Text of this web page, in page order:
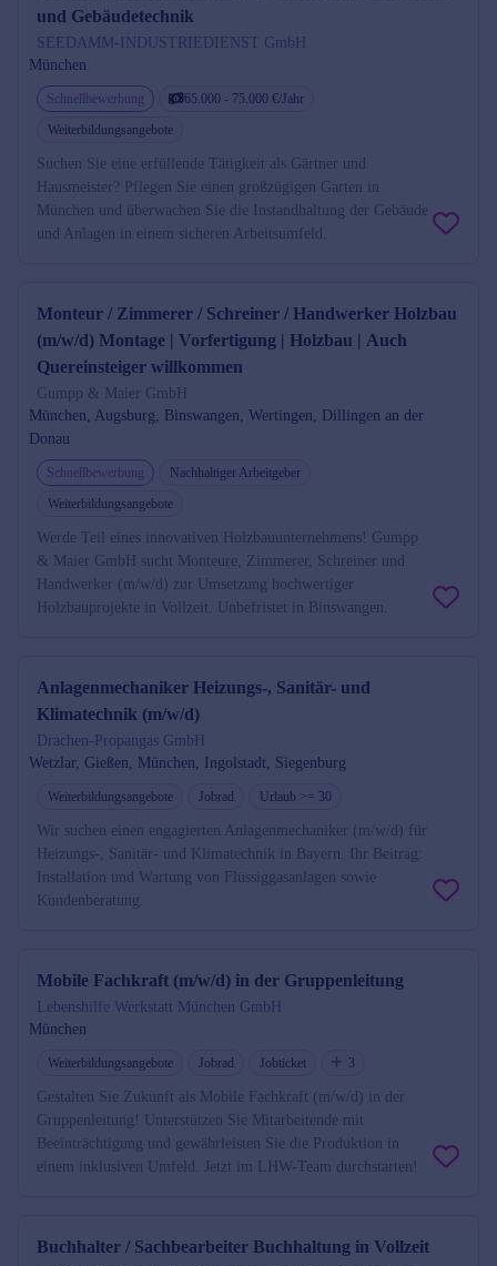
und Gebäudetechnik
SEEDAMM-INDUSTRIEDIENST GmbH
München
Schnellbewerbung
65.000 - 75.000 €/Jahr
Weiterbildungsangebote
Suchen Sie eine erfüllende Tätigkeit als Gärtner und
Hausmeister? Pflegen Sie einen großzügigen Garten in
München und überwachen Sie die Instandhaltung der Gebäude
und Anlagen in einem sicheren Arbeitsumfeld.
Monteur / Zimmerer / Schreiner / Handwerker Holzbau
(m/w/d) Montage | Vorfertigung | Holzbau | Auch
Quereinsteiger willkommen
Gumpp & Maier GmbH
München, Augsburg, Binswangen, Wertingen, Dillingen an der
Donau
Schnellbewerbung
Nachhaltiger Arbeitgeber
Weiterbildungsangebote
Werde Teil eines innovativen Holzbauunternehmens! Gumpp
& Maier GmbH sucht Monteure, Zimmerer, Schreiner und
Handwerker (m/w/d) zur Umsetzung hochwertiger
Holzbauprojekte in Vollzeit. Unbefristet in Binswangen.
Anlagenmechaniker Heizungs-, Sanitär- und
Klimatechnik (m/w/d)
Drachen-Propangas GmbH
Wetzlar, Gießen, München, Ingolstadt, Siegenburg
Weiterbildungsangebote Jobrad Urlaub >= 30
Wir suchen einen engagierten Anlagenmechaniker (m/w/d) für
Heizungs-, Sanitär- und Klimatechnik in Bayern. Ihr Beitrag:
Installation und Wartung von Flüssiggasanlagen sowie
Kundenberatung.
Mobile Fachkraft (m/w/d) in der Gruppenleitung
Lebenshilfe Werkstatt München GmbH
München
Weiterbildungsangebote Jobrad Jobticket 3
Gestalten Sie Zukunft als Mobile Fachkraft (m/w/d) in der
Gruppenleitung! Unterstützen Sie Mitarbeitende mit
Beeinträchtigung und gewährleisten Sie die Produktion in
einem inklusiven Umfeld. Jetzt im LHW-Team durchstarten!
Buchhalter / Sachbearbeiter Buchhaltung in Vollzeit